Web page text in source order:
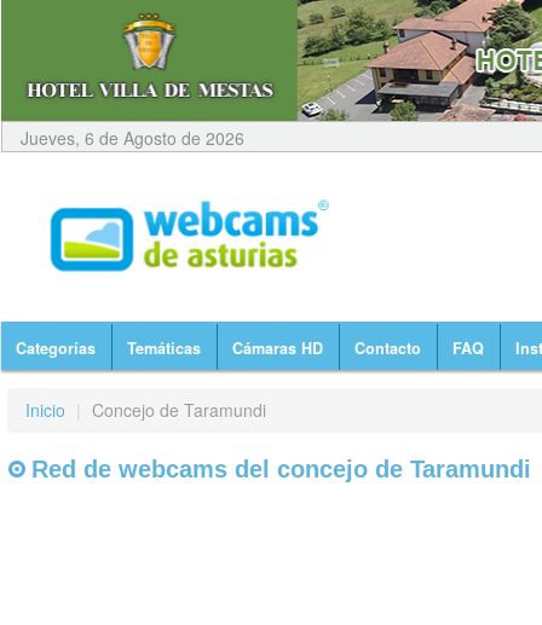
Jueves, 6 de Agosto de 2026
Categorías Temáticas Cámaras HD Contacto FAQ
Inicio | Concejo de Taramundi
Red de webcams del concejo de Taramundi